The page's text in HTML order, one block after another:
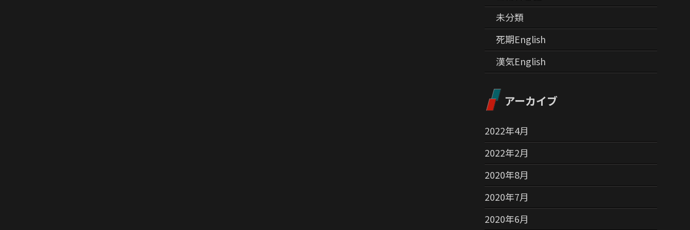
未分類
死期English
漢気English
アーカイブ
2022年4月
2022年2月
2020年8月
2020年7月
2020年6月